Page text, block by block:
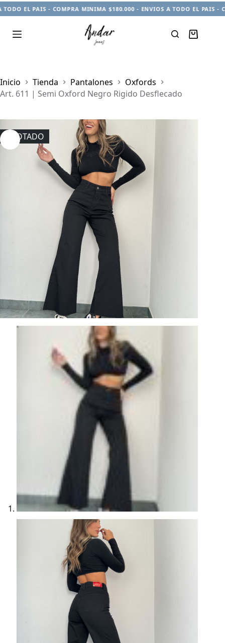
PAIS - COMPRA MINIMA $180.000 - ENVIOS A TODO EL PAIS -
Carro
Inicio
Tienda Pantalones
Oxfords
Art. 611 | Semi Oxford Negro Rigido Desflecado
AGOTADO